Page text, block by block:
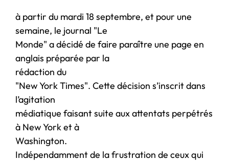
à partir du mardi 18 septembre, et pour une
semaine, le journal "Le
Monde" a décidé de faire paraître une page en
anglais préparée par la
rédaction du
"New York Times". Cette décision s’inscrit dans
l’agitation
médiatique faisant suite aux attentats perpétrés
à New York et à
Washington.
Indépendamment de la frustration de ceux qui